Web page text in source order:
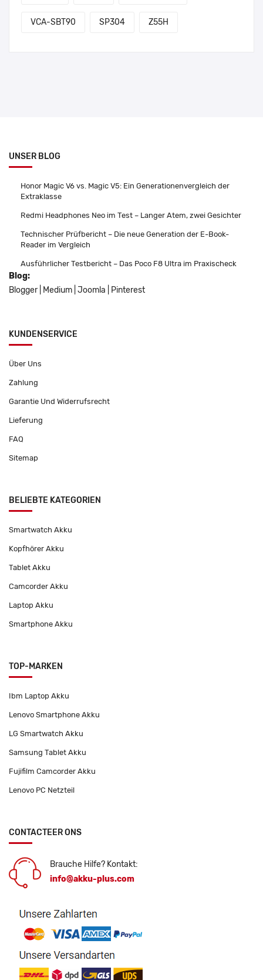
VCA-SBT90 SP304 Z55H
UNSER BLOG
Honor Magic V6 vs. Magic V5: Ein Generationenvergleich der
Extraklasse
Redmi Headphones Neo im Test – Langer Atem, zwei Gesichter
Technischer Prüfbericht – Die neue Generation der E-Book-
Reader im Vergleich
Ausführlicher Testbericht – Das Poco F8 Ultra im Praxischeck
Blog:
Blogger
Medium Joomla Pinterest
KUNDENSERVICE
Über Uns
Zahlung
Garantie Und Widerrufsrecht
Lieferung
FAQ
Sitemap
BELIEBTE KATEGORIEN
Smartwatch Akku
Kopfhörer Akku
Tablet Akku
Camcorder Akku
Laptop Akku
Smartphone Akku
TOP-MARKEN
Ibm Laptop Akku
Lenovo Smartphone Akku
LG Smartwatch Akku
Samsung Tablet Akku
Fujifilm Camcorder Akku
Lenovo PC Netzteil
CONTACTEER ONS
Brauche Hilfe? Kontakt:
info@akku-plus.com